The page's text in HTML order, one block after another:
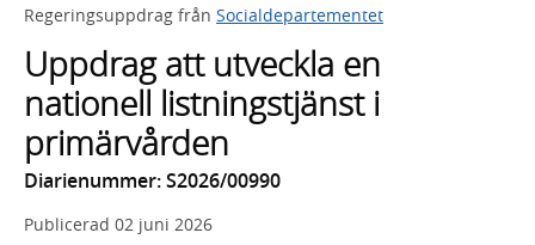
framträder
lista
med
sökförslag
Regeringsuppdrag från Socialdepartementet
Uppdrag att utveckla en
nationell listningstjänst i
primärvården
Diarienummer: S2026/00990
Publicerad 02 juni 2026